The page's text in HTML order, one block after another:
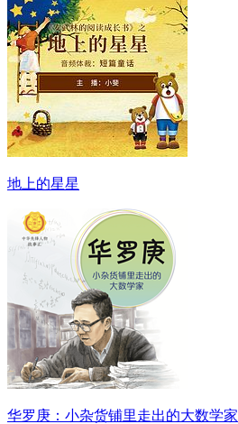
地上的星星
华罗庚：小杂货铺里走出的大数学家